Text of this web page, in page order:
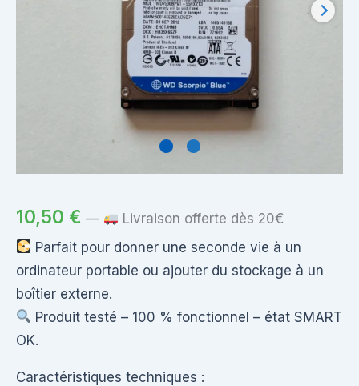
10,50 € —
Livraison offerte dès 20€
Parfait pour donner une seconde vie à un
ordinateur portable ou ajouter du stockage à un
boîtier externe.
Produit testé – 100 % fonctionnel – état SMART
OK.
Caractéristiques techniques :